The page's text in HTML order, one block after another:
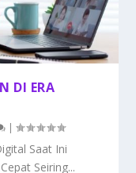
DI ERA
|
Saat Ini
Seiring...